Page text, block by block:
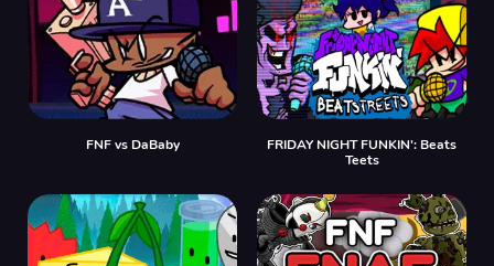
FNF vs DaBaby
FRIDAY NIGHT FUNKIN': Beats
Teets